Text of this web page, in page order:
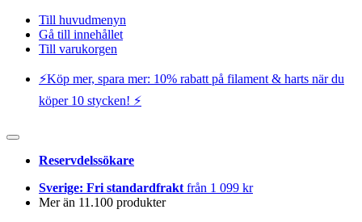
Till huvudmenyn
Gå till innehållet
Till varukorgen
⚡️Köp mer, spara mer: 10% rabatt på filament & harts när du
köper 10 stycken! ⚡️
Reservdelssökare
Sverige: Fri standardfrakt från 1 099 kr
Mer än 11.100 produkter